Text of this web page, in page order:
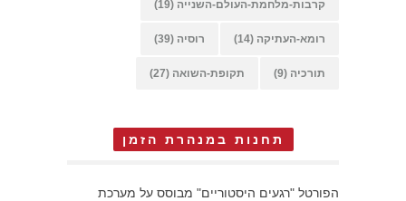
קרבות-מלחמת-העולם-השנייה (19)
רומא-העתיקה (14) רוסיה (39)
תורכיה (9) תקופת-השואה (27)
תחנות במנהרת הזמן
הפורטל "רגעים היסטוריים" מבוסס על מערכת